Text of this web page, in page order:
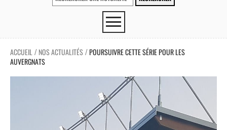
ACCUEIL / NOS ACTUALITÉS /POURSUIVRE CETTE SÉRIE POUR LES
AUVERGNATS